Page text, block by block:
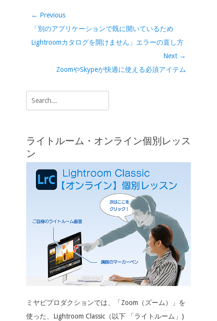
o
o
k
n n
k
投
稿
ナ
シ
ョ
← Previous
Previous
post:
「別のアプリケーションで既に開いているため
Lightroomカタログを開けません」エラーの直し方
Next →
ZoomやSkypeが快適に使える必須アイテム
Search
for:
ライトルーム・オンライン個別レッス
ン
ミヤビプロダクションでは、「Zoom（ズーム）」を
使った、Lightroom Classic（以下 「ライトルーム」)